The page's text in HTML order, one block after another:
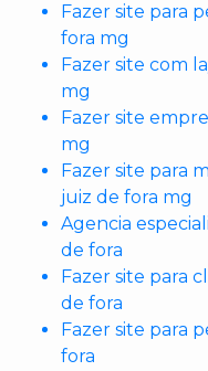
Fazer site para
fora mg
Fazer site com
mg
Fazer site
mg
Fazer site para
juiz de fora mg
Agencia
de fora
Fazer site para
de fora
Fazer site para
fora